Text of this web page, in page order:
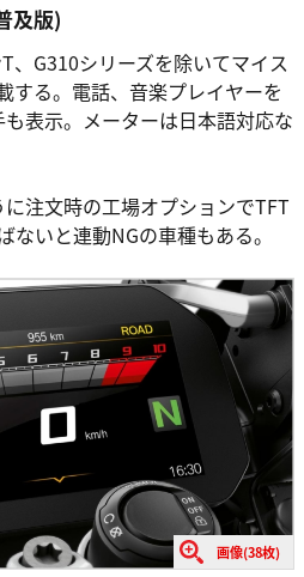
及版)
、G310シリーズを除いてマイス
する。電話、音楽プレイヤーを
表示。メーターは日本語対応な
注文時の工場オプションでTFT
ないと連動NGの車種もある。
画像(38枚)